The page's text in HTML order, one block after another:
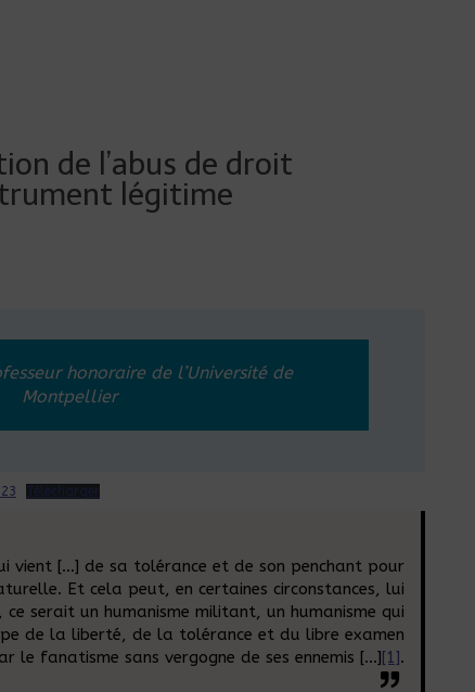
de l’abus de droit
légitime
honoraire de l’Université de
Montpellier
Télécharger
vient […] de sa tolérance et de son penchant pour
Et cela peut, en certaines circonstances, lui
serait un humanisme militant, un humanisme qui
de la liberté, de la tolérance et du libre examen
le fanatisme sans vergogne de ses ennemis […][1].